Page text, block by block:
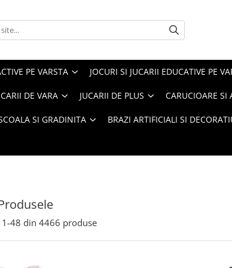
PE VARSTA JOCURI SI JUCARII EDUCATIVE PE
DE VARA JUCARII DE PLUS CARUCIOARE SI
SI GRADINITA BRAZI ARTIFICIALI SI
1-48 din 4466 produse